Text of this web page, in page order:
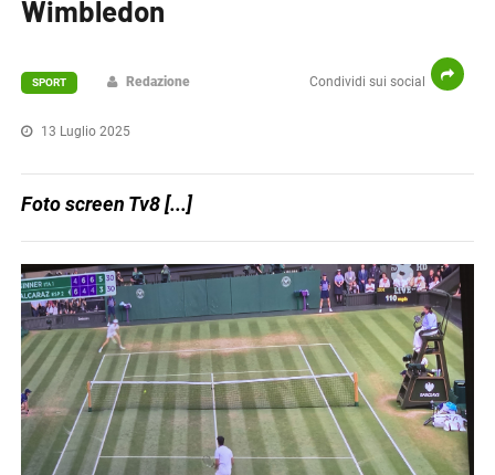
Wimbledon
Condividi sui social
SPORT Redazione
13 Luglio 2025
Foto screen Tv8 [...]